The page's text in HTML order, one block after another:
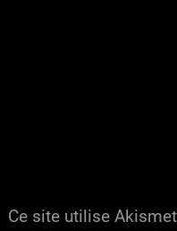
Ce site utilise